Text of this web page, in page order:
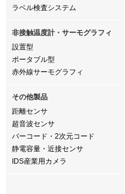
ラベル検査システム
非接触温度計・サーモグラフィ
設置型
ポータブル型
赤外線サーモグラフィ
その他製品
距離センサ
超音波センサ
バーコード・2次元コード
静電容量・近接センサ
IDS産業用カメラ